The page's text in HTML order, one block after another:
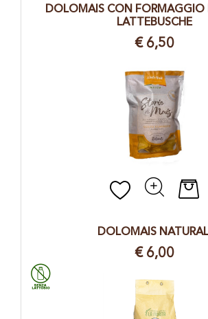
DOLOMAIS CON FORMAGGIO
LATTEBUSCHE
€ 6,50
DOLOMAIS
€ 6,00